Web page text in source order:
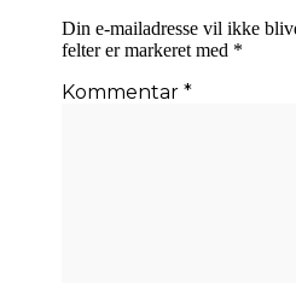
Din e-mailadresse vil ikke
felter er markeret med *
Kommentar*